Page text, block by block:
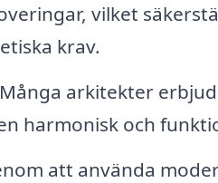
vilket
krav.
Många arkitekter
harmonisk och
att använda